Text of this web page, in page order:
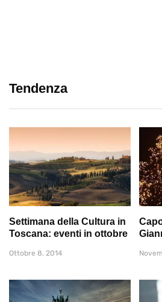
Tendenza
Settimana della Cultura in
Toscana: eventi in ottobre
Ottobre 8, 2014